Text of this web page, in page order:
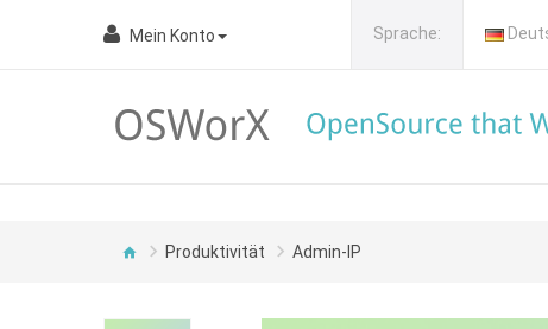
Mein Konto Sprache:
Produktivität Admin-IP